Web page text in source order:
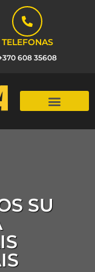
TELEFONAS
608 35608
SU